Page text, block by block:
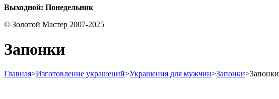
Выходной: Понедельник
© Золотой Мастер 2007-2025
Запонки
Главная>Изготовление украшений>Украшения для мужчин>Запонки>Запонки